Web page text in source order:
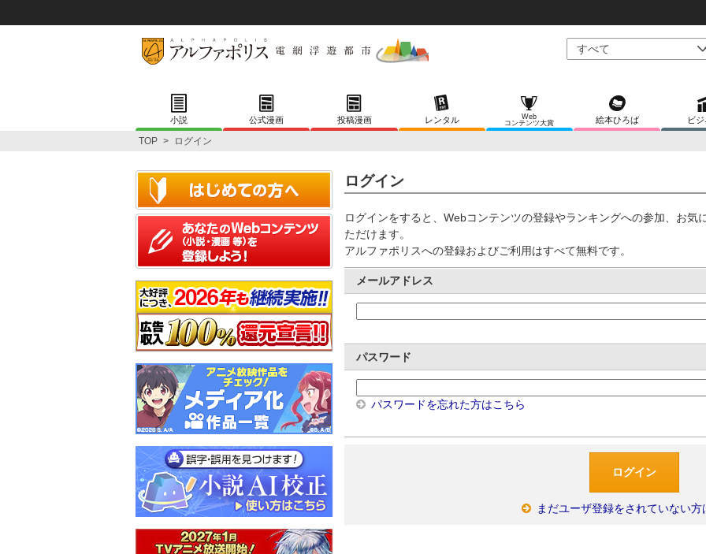
小説 公式漫画 投稿漫画 レンタル
Web
コンテンツ大賞
絵本ひろば ビ
TOP > ログイン
ログイン
ログインをすると、Webコンテンツの登録やランキングへの参加、お気
ただけます。
アルファポリスへの登録およびご利用はすべて無料です。
メールアドレス
パスワード
パスワードを忘れた方はこちら
まだユーザ登録をされていない方